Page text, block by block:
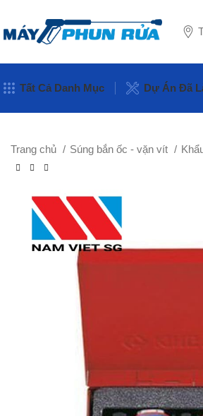
Tất Cả Danh Mục Dự Án Đã
Trang chủ Súng bắn ốc - vặn vít